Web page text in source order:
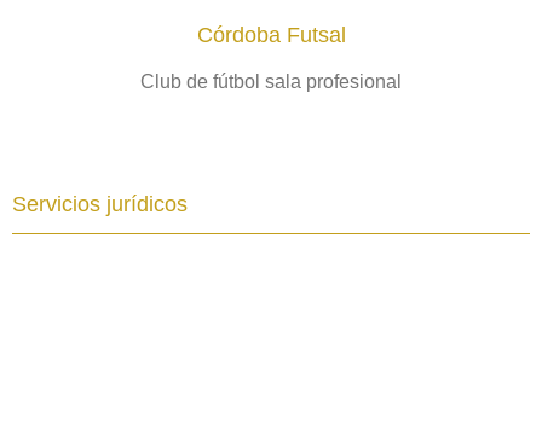
Córdoba Futsal
Club de fútbol sala profesional
Servicios jurídicos